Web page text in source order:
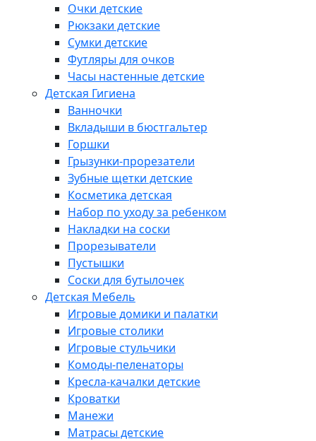
Очки детские
Рюкзаки детские
Сумки детские
Футляры для очков
Часы настенные детские
Детская Гигиена
Ванночки
Вкладыши в бюстгальтер
Горшки
Грызунки-прорезатели
Зубные щетки детские
Косметика детская
Набор по уходу за ребенком
Накладки на соски
Прорезыватели
Пустышки
Соски для бутылочек
Детская Мебель
Игровые домики и палатки
Игровые столики
Игровые стульчики
Комоды-пеленаторы
Кресла-качалки детские
Кроватки
Манежи
Матрасы детские